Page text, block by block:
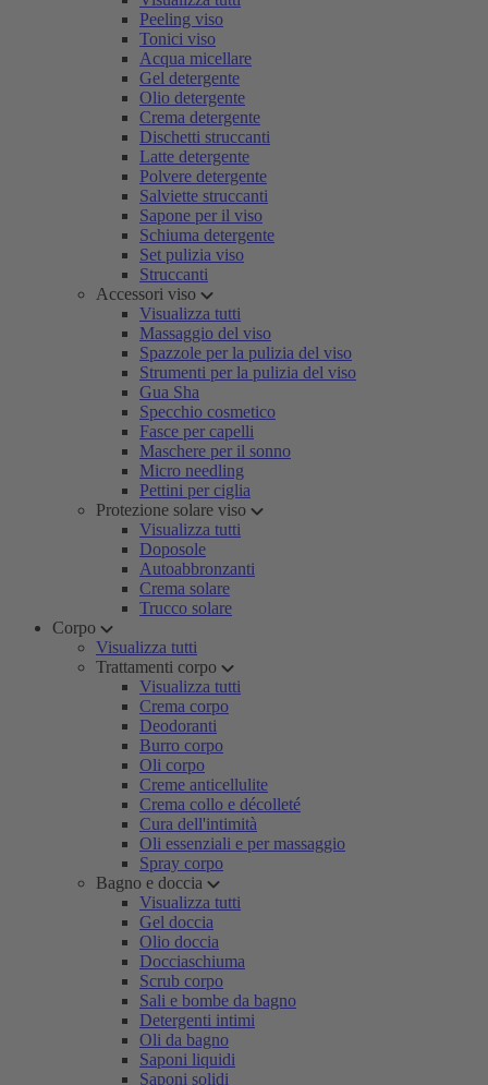
Peeling viso
Tonici viso
Acqua micellare
Gel detergente
Olio detergente
Crema detergente
Dischetti struccanti
Latte detergente
Polvere detergente
Salviette struccanti
Sapone per il viso
Schiuma detergente
Set pulizia viso
Struccanti
Accessori viso
Visualizza tutti
Massaggio del viso
Spazzole per la pulizia del viso
Strumenti per la pulizia del viso
Gua Sha
Specchio cosmetico
Fasce per capelli
Maschere per il sonno
Micro needling
Pettini per ciglia
Protezione solare viso
Visualizza tutti
Doposole
Autoabbronzanti
Crema solare
Trucco solare
Corpo
Visualizza tutti
Trattamenti corpo
Visualizza tutti
Crema corpo
Deodoranti
Burro corpo
Oli corpo
Creme anticellulite
Crema collo e décolleté
Cura dell'intimità
Oli essenziali e per massaggio
Spray corpo
Bagno e doccia
Visualizza tutti
Gel doccia
Olio doccia
Docciaschiuma
Scrub corpo
Sali e bombe da bagno
Detergenti intimi
Oli da bagno
Saponi liquidi
Saponi solidi